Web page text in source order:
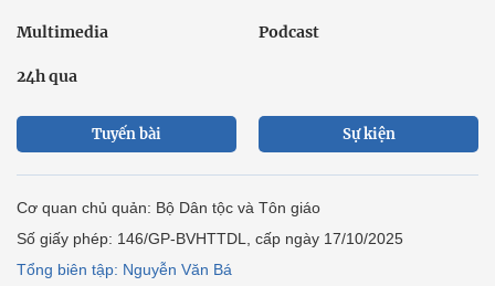
Multimedia Podcast
24h qua
Tuyến bài Sự kiện
Cơ quan chủ quản: Bộ Dân tộc và Tôn giáo
Số giấy phép: 146/GP-BVHTTDL, cấp ngày 17/10/2025
Tổng biên tập: Nguyễn Văn Bá